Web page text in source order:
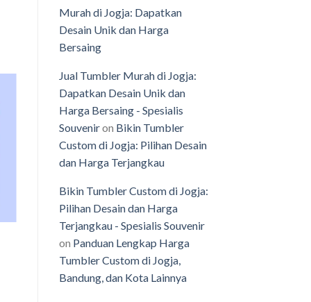
Murah di Jogja: Dapatkan
Desain Unik dan Harga
Bersaing
Jual Tumbler Murah di Jogja:
Dapatkan Desain Unik dan
Harga Bersaing - Spesialis
Souveniron Bikin Tumbler
Custom di Jogja: Pilihan Desain
dan Harga Terjangkau
Bikin Tumbler Custom di Jogja:
Pilihan Desain dan Harga
Terjangkau - Spesialis Souvenir
on Panduan Lengkap Harga
Tumbler Custom di Jogja,
Bandung, dan Kota Lainnya